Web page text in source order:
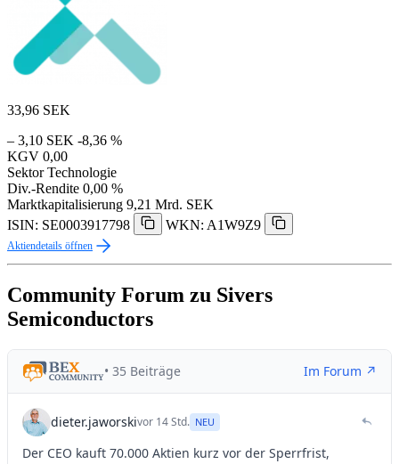
33,96 SEK
– 3,10 SEK -8,36 %
KGV 0,00
Sektor Technologie
Div.-Rendite 0,00 %
Marktkapitalisierung 9,21 Mrd. SEK
ISIN: SE0003917798
WKN: A1W9Z9
Aktiendetails öffnen
Community Forum zu Sivers
Semiconductors